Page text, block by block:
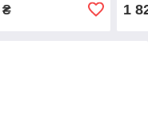
1